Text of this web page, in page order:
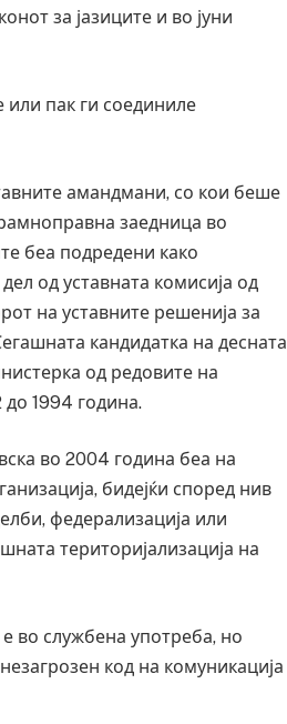
за јазиците и во јуни
пак ги соединиле
амандмани, со кои беше
заедница во
беа подредени како
од уставната комисија од
на уставните решенија за
кандидатка на десната
од редовите на
1994 година.
во 2004 година беа на
бидејќи според нив
федерализација или
територијализација на
е во службена употреба, но
код на комуникација